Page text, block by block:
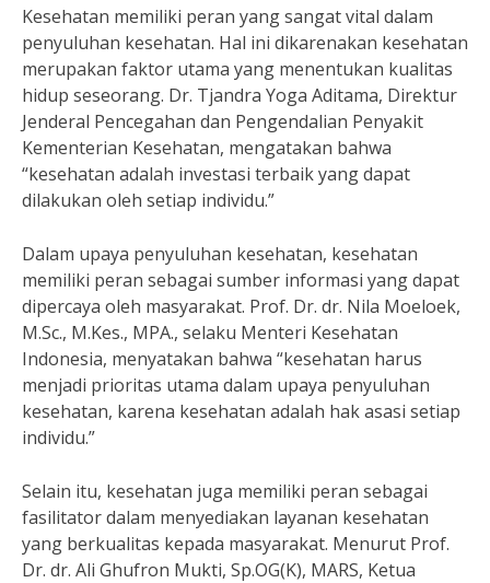
Kesehatan memiliki peran yang sangat vital dalam
penyuluhan kesehatan. Hal ini dikarenakan kesehatan
merupakan faktor utama yang menentukan kualitas
hidup seseorang. Dr. Tjandra Yoga Aditama, Direktur
Jenderal Pencegahan dan Pengendalian Penyakit
Kementerian Kesehatan, mengatakan bahwa
“kesehatan adalah investasi terbaik yang dapat
dilakukan oleh setiap individu.”
Dalam upaya penyuluhan kesehatan, kesehatan
memiliki peran sebagai sumber informasi yang dapat
dipercaya oleh masyarakat. Prof. Dr. dr. Nila Moeloek,
M.Sc., M.Kes., MPA., selaku Menteri Kesehatan
Indonesia, menyatakan bahwa “kesehatan harus
menjadi prioritas utama dalam upaya penyuluhan
kesehatan, karena kesehatan adalah hak asasi setiap
individu.”
Selain itu, kesehatan juga memiliki peran sebagai
fasilitator dalam menyediakan layanan kesehatan
yang berkualitas kepada masyarakat. Menurut Prof.
Dr. dr. Ali Ghufron Mukti, Sp.OG(K), MARS, Ketua